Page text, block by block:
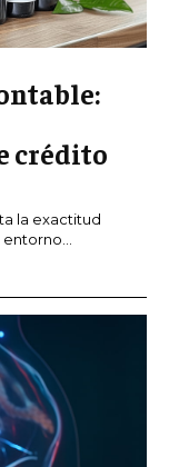
crédito
la exactitud